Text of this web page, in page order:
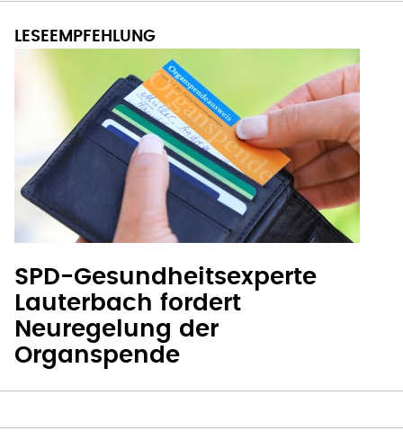
SPD-Gesundheitsexperte
Lauterbach fordert
Neuregelung der
Organspende